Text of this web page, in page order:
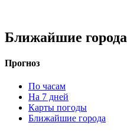
Ближайшие города
Прогноз
По часам
На 7 дней
Карты погоды
Ближайшие города